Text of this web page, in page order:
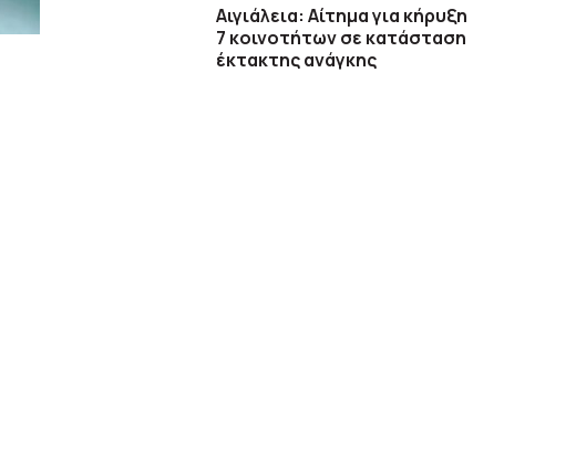
Αιγιάλεια: Αίτημα για κήρυξη
7 κοινοτήτων σε κατάσταση
έκτακτης ανάγκης